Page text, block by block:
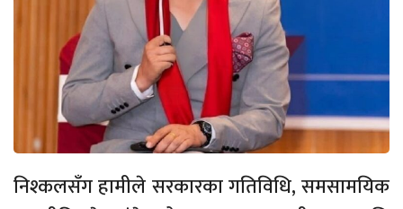
निश्कलसँग हामीले सरकारका गतिविधि, समसामयिक